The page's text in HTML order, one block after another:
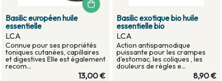
Basilic européen huile
essentielle
LCA
Connue pour ses propriétés
toniques cutanées, capillaires
et digestives Elle est également
recom...
13,00 €
Basilic exotique bio huile
essentielle bio
LCA
Action antispamodique
puissante pour les crampes
d'estomac, les coliques , les
douleurs de règles e...
8,90 €